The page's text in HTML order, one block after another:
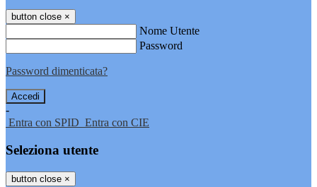
button close ×
Nome Utente
Password
Password dimenticata?
-
Entra con SPID Entra con CIE
Seleziona utente
button close ×